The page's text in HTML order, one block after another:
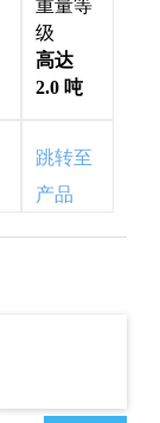
重量等
级
高达
2.0 吨
跳转至
产品